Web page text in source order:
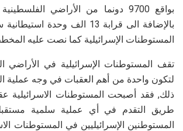
بواقع 9700 دونما من الأراضي
بالإضافة الى قرابة 13 الف وحدة
المستوطنات الإسرائيلية كما نصت عليه
تقف المستوطنات الإسرائيلية في الأراضي
لتكون واحدة من أهم العقبات في وجه عملية
ذلك, فقد أصبحت المستوطنات الاسرائيلية
طريق التقدم في أي عملية سلمية
المستوطنين الإسرائيليين في المستوطنات